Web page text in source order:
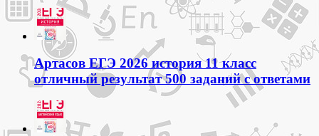
Артасов ЕГЭ 2026 история 11 класс
отличный результат 500 заданий с ответами